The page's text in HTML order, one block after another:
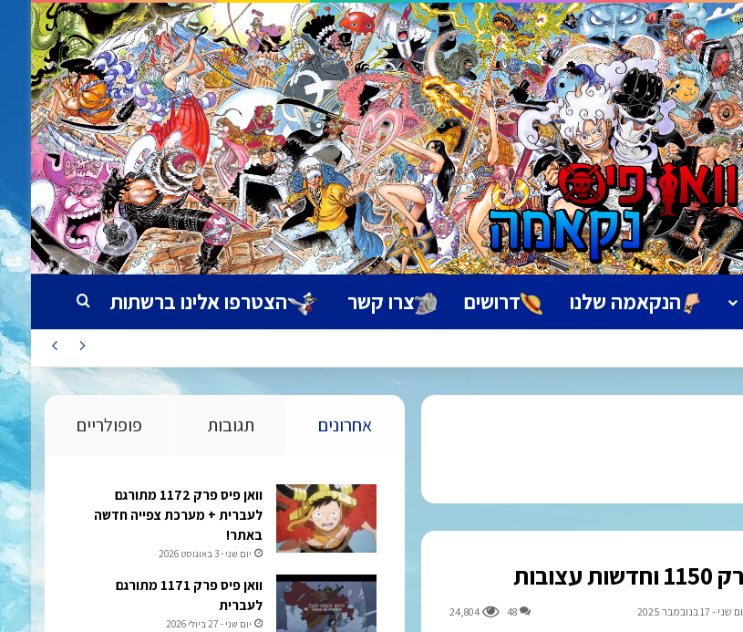
הנקאמה שלנו דרושים צרו קשר הצטרפו אלינו ברשתות חיפוש עבור
עצובות
שני - 17 בנובמבר 2025 48
24,804
אחרונים תגובות פופולריים
וואן פיס פרק 1172 מתורגם
לעברית + מערכת צפייה חדשה
באתר!
יום שני - 3 באוגוסט 2026
וואן פיס פרק 1171 מתורגם
לעברית
יום שני - 27 ביולי 2026